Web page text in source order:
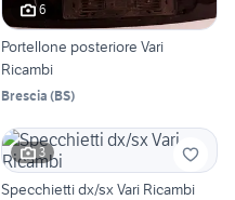
6
Portellone posteriore Vari
Ricambi
Brescia (BS)
3
Specchietti dx/sx Vari Ricambi